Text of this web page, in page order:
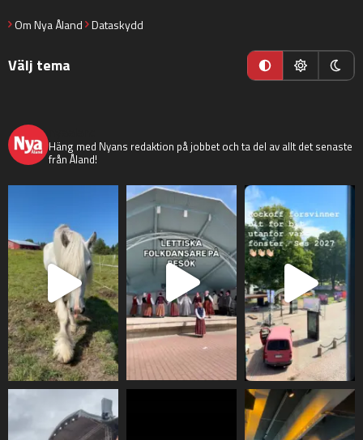
Om Nya Åland Dataskydd
Välj tema
Häng med Nyans redaktion på jobbet och ta del av allt det senaste
från Åland!